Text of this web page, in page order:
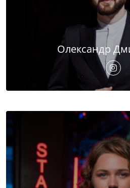
Олександр